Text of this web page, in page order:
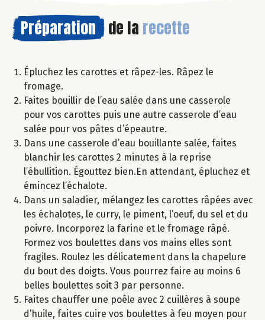
Préparation de la recette
Épluchez les carottes et râpez-les. Râpez le
fromage.
Faites bouillir de l’eau salée dans une casserole
pour vos carottes puis une autre casserole d’eau
salée pour vos pâtes d’épeautre.
Dans une casserole d’eau bouillante salée, faites
blanchir les carottes 2 minutes à la reprise
l’ébullition. Égouttez bien.En attendant, épluchez et
émincez l’échalote.
Dans un saladier, mélangez les carottes râpées avec
les échalotes, le curry, le piment, l’oeuf, du sel et du
poivre. Incorporez la farine et le fromage râpé.
Formez vos boulettes dans vos mains elles sont
fragiles. Roulez les délicatement dans la chapelure
du bout des doigts. Vous pourrez faire au moins 6
belles boulettes soit 3 par personne.
Faites chauffer une poêle avec 2 cuillères à soupe
d’huile, faites cuire vos boulettes à feu moyen pour